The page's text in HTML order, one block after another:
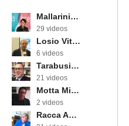
Mallarini Erika
29 videos
Losio Vittorino
6 videos
Tarabusi Marcello
21 videos
Motta Michele
2 videos
Racca Annarosa